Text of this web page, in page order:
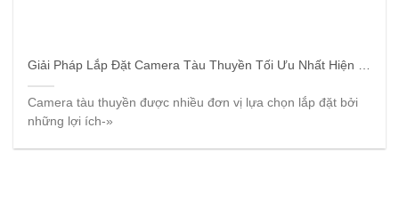
Camera tàu thuyền được nhiều đơn vị lựa chọn lắp đặt bởi
những lợi ích-»